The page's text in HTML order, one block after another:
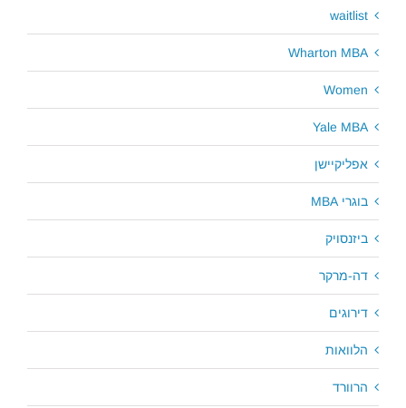
waitlist
Wharton MBA
Women
Yale MBA
אפליקיישן
בוגרי MBA
ביזנסויק
דה-מרקר
דירוגים
הלוואות
הרוורד